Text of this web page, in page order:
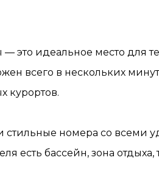
это идеальное место для
всего в нескольких
курортов.
стильные номера со всеми
есть бассейн, зона